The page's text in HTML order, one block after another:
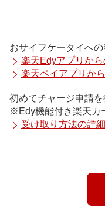
おサイフケータイへ
楽天Edyアプリか
楽天ペイアプリか
初めてチャージ申請
※Edy機能付き楽天カ
受け取り方法の詳